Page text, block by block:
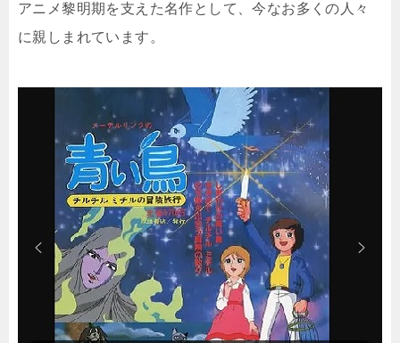
アニメ黎明期を支えた名作として、今なお多くの人々
に親しまれています。